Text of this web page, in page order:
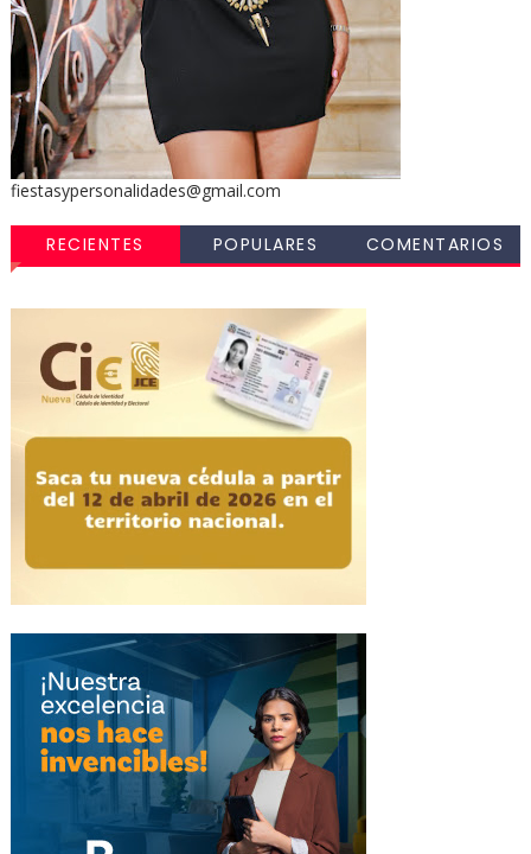
fiestasypersonalidades@gmail.com
RECIENTES POPULARES COMENTARIOS